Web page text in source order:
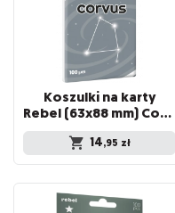
Koszulki na karty
Rebel (63x88 mm) Corvus Premium, 100 sztuk
14,95 zł